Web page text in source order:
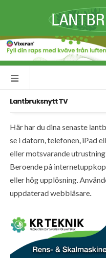
Lantbruksnytt TV
Här har du dina senaste
se i datorn, telefonen, iPad
eller motsvarande
Beroende på
eller hög upplösning.
uppdaterad webbläsare.